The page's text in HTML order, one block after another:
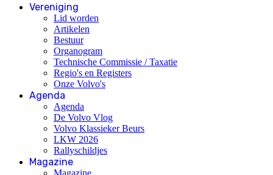
Vereniging
Lid worden
Artikelen
Bestuur
Organogram
Technische Commissie / Taxatie
Regio's en Registers
Onze Volvo's
Agenda
Agenda
De Volvo Vlog
Volvo Klassieker Beurs
LKW 2026
Rallyschildjes
Magazine
Magazine